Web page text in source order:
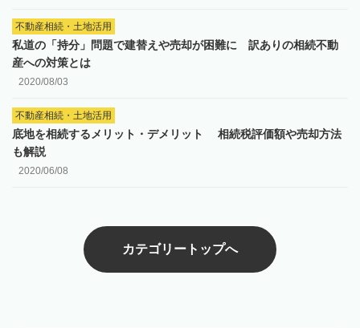
不動産相続・土地活用
私道の「持分」問題で建替えや売却が困難に 訳ありの相続不動
産への対策とは
2020/08/03
不動産相続・土地活用
底地を相続するメリット・デメリット 相続税評価額や売却方法
も解説
2020/06/08
カテゴリートップへ